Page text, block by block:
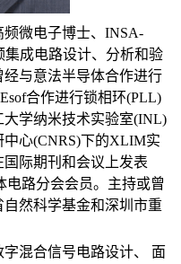
微电子博士、INSA-
成电路设计、分析和验
与意法半导体合作进行
合作进行锁相环(PLL)
学纳米技术实验室(INL)
心(CNRS)下的XLIM实
际期刊和会议上发表
电路分会会员。主持或曾
然科学基金和深圳市重
混合信号电路设计、 面